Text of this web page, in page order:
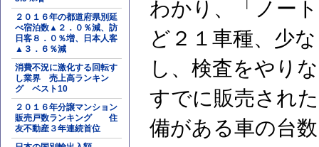
２０１６年の都道府県別延
べ宿泊数▲２．０％減、訪
日客８．０％増、日本人客
▲３．６％減
消費不況に激化する回転す
し業界 売上高ランキン
グ ベスト10
２０１６年分譲マンション
販売戸数ランキング 住
友不動産３年連続首位
わかり、「ノー
ど２１車種、少
し、検査をやり
すでに販売され
備がある車の台